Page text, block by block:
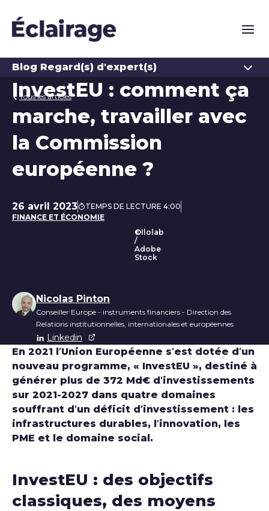
Blog Regard(s) d'expert(s)
Tous les articles
InvestEU : comment ça
marche, travailler avec
la Commission
européenne ?
Date de publication
26 avril 2023
TEMPS DE LECTURE 4:00
FINANCE ET ÉCONOMIE
©Ilolab
/
Adobe
Stock
Liste des auteurs
Nicolas Pinton
Conseiller Europe - instruments financiers - Direction des
Relations institutionnelles, internationales et européennes
Linkedin
En 2021 l’Union Européenne s’est dotée d’un
nouveau programme, « InvestEU », destiné à
générer plus de 372 Md€ d’investissements
sur 2021-2027 dans quatre domaines
souffrant d’un déficit d’investissement : les
infrastructures durables, l’innovation, les
PME et le domaine social.
InvestEU : des objectifs
classiques, des moyens